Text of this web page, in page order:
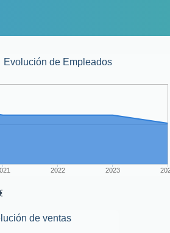
Evolución de Empleados
2022 2023
de ventas